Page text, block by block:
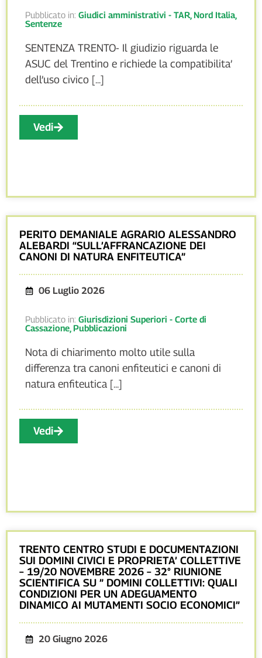
Pubblicato in: Giudici amministrativi - TAR, Nord Italia,
Sentenze
SENTENZA TRENTO- Il giudizio riguarda le
ASUC del Trentino e richiede la compatibilita’
dell’uso civico [...]
Vedi
PERITO DEMANIALE AGRARIO ALESSANDRO
ALEBARDI “SULL’AFFRANCAZIONE DEI
CANONI DI NATURA ENFITEUTICA”
06 Luglio 2026
Pubblicato in: Giurisdizioni Superiori - Corte di
Cassazione, Pubblicazioni
Nota di chiarimento molto utile sulla
differenza tra canoni enfiteutici e canoni di
natura enfiteutica [...]
Vedi
TRENTO CENTRO STUDI E DOCUMENTAZIONI
SUI DOMINI CIVICI E PROPRIETA’ COLLETTIVE
– 19/20 NOVEMBRE 2026 – 32° RIUNIONE
SCIENTIFICA SU ” DOMINI COLLETTIVI: QUALI
CONDIZIONI PER UN ADEGUAMENTO
DINAMICO AI MUTAMENTI SOCIO ECONOMICI”
20 Giugno 2026